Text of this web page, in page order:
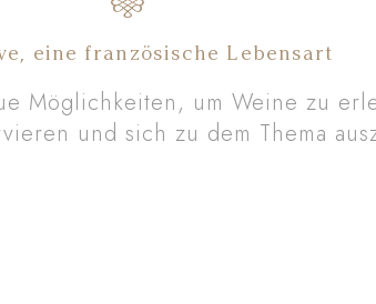
eine französische Lebensart
Möglichkeiten, um Weine zu
und sich zu dem Thema